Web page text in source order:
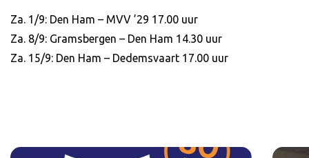
Za. 1/9: Den Ham – MVV ’29 17.00 uur
Za. 8/9: Gramsbergen – Den Ham 14.30 uur
Za. 15/9: Den Ham – Dedemsvaart 17.00 uur